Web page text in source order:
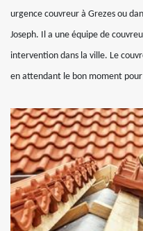
urgence couvreur à Grezes ou
Joseph. Il a une équipe de
intervention dans la ville. Le
en attendant le bon moment